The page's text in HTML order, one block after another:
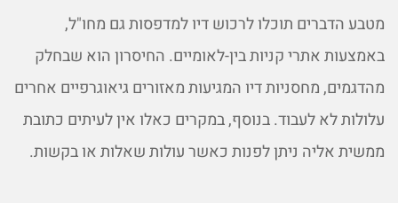
מטבע הדברים תוכלו לרכוש דיו למדפסות גם מחו"ל,
באמצעות אתרי קניות בין-לאומיים. החיסרון הוא שבחלק
מהדגמים, מחסניות דיו המגיעות מאזורים גיאוגרפיים אחרים
עלולות לא לעבוד. בנוסף, במקרים כאלו אין לעיתים כתובת
ממשית אליה ניתן לפנות כאשר עולות שאלות או בקשות.